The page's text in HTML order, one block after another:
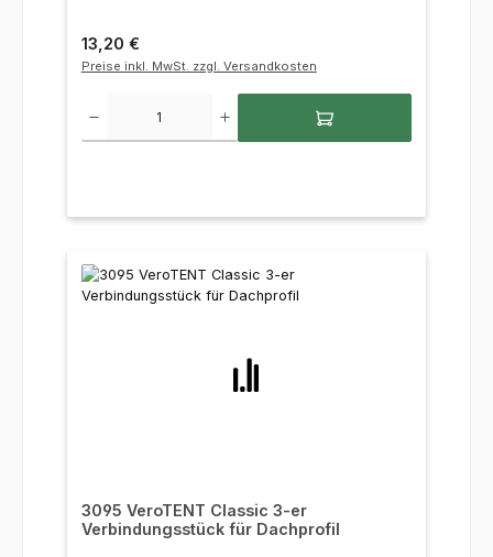
Regulärer Preis:
13,20 €
Preise inkl. MwSt. zzgl. Versandkosten
3095 VeroTENT Classic 3-er
Verbindungsstück für Dachprofil